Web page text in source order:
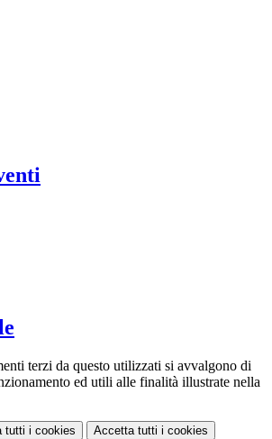
terzi da questo utilizzati si avvalgono di
ed utili alle finalità illustrate nella
tutti i cookies Accetta tutti i cookies